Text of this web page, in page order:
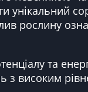
унікальний
рослину
та
високим